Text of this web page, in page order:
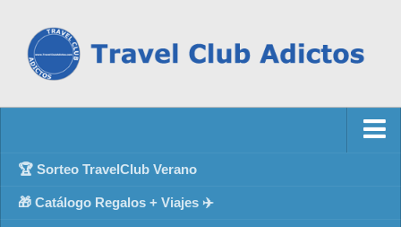
🏆 Sorteo TravelClub Verano
🎁 Catálogo Regalos + Viajes ✈️